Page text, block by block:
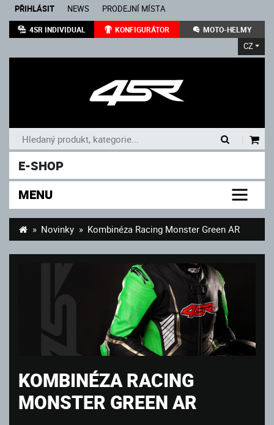
PŘIHLÁSIT NEWS PRODEJNÍ MÍSTA
4SR INDIVIDUAL KONFIGURÁTOR MOTO-HELMY
CZ
E-SHOP
MENU
Novinky Kombinéza Racing Monster Green AR
KOMBINÉZA RACING
MONSTER GREEN AR